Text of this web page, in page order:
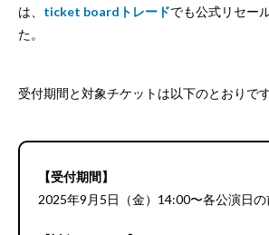
は、 ticket boardトレードでも公式リセー
た。
受付期間と対象チケットは以下のとおりです
【受付期間】
2025年9月5日（金）14:00〜各公演日